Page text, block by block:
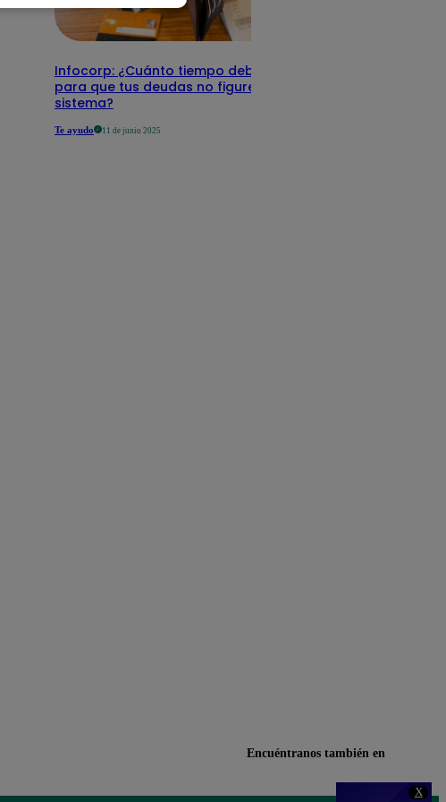
X
Infocorp: ¿Cuánto tiempo debe pasar
para que tus deudas no figuren en su
sistema?
Te ayudo 11 de junio 2025
Encuéntranos también en